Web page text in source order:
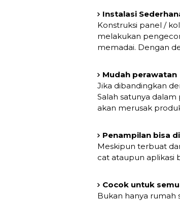
Instalasi
Konstruksi panel /
melakukan
memadai. Dengan
Mudah perawatan
Jika dibandingkan
Salah satunya
akan merusak
Penampilan bisa
Meskipun terbuat
cat ataupun aplikasi
Cocok untuk
Bukan hanya rumah